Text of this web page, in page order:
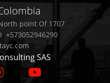
point Of 1707
+573052946290
SAS